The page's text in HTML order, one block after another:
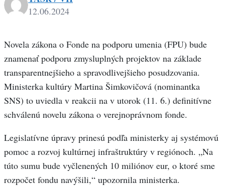
12.06.2024
Novela zákona o Fonde na podporu umenia (FPU) bude
znamenať podporu zmysluplných projektov na základe
transparentnejšieho a spravodlivejšieho posudzovania.
Ministerka kultúry Martina Šimkovičová (nominantka
SNS) to uviedla v reakcii na v utorok (11. 6.) definitívne
schválenú novelu zákona o verejnoprávnom fonde.
Legislatívne úpravy prinesú podľa ministerky aj systémovú
pomoc a rozvoj kultúrnej infraštruktúry v regiónoch. „Na
túto sumu bude vyčlenených 10 miliónov eur, o ktoré sme
rozpočet fondu navýšili,“ upozornila ministerka.